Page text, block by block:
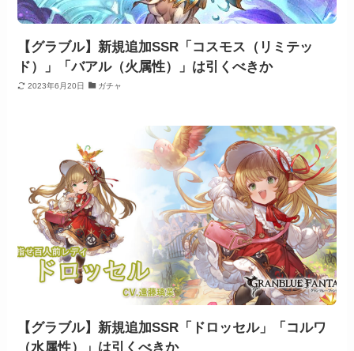
【グラブル】新規追加SSR「コスモス（リミテッ
ド）」「バアル（火属性）」は引くべきか
2023年6月20日 ガチャ
【グラブル】新規追加SSR「ドロッセル」「コルワ
（水属性）」は引くべきか